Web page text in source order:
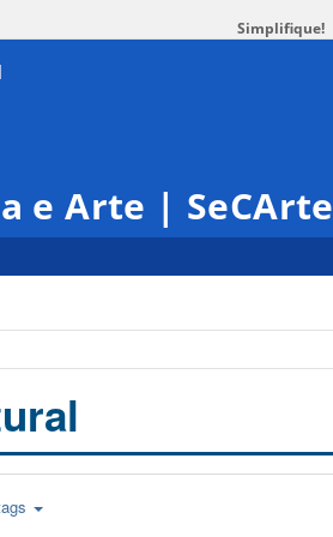
Simplifique!
e Arte | SeCArte